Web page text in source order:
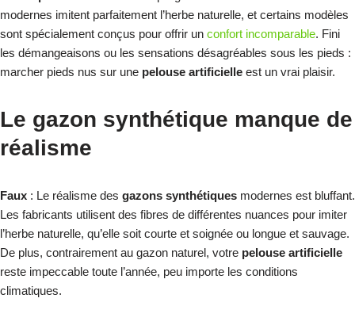
modernes imitent parfaitement l’herbe naturelle, et certains modèles
sont spécialement conçus pour offrir un confort incomparable. Fini
les démangeaisons ou les sensations désagréables sous les pieds :
marcher pieds nus sur une pelouse artificielle est un vrai plaisir.
Le gazon synthétique manque de
réalisme
Faux : Le réalisme des gazons synthétiques modernes est bluffant.
Les fabricants utilisent des fibres de différentes nuances pour imiter
l’herbe naturelle, qu’elle soit courte et soignée ou longue et sauvage.
De plus, contrairement au gazon naturel, votre pelouse artificielle
reste impeccable toute l’année, peu importe les conditions
climatiques.